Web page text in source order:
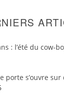
: l’été du cow-
porte s’ouvre